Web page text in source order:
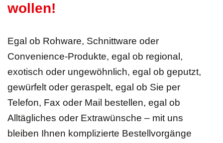
wollen!
Egal ob Rohware, Schnittware oder
Convenience-Produkte, egal ob regional,
exotisch oder ungewöhnlich, egal ob geputzt,
gewürfelt oder geraspelt, egal ob Sie per
Telefon, Fax oder Mail bestellen, egal ob
Alltägliches oder Extrawünsche – mit uns
bleiben Ihnen komplizierte Bestellvorgänge